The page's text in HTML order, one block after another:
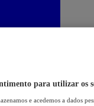
para utilizar os
e acedemos a dados